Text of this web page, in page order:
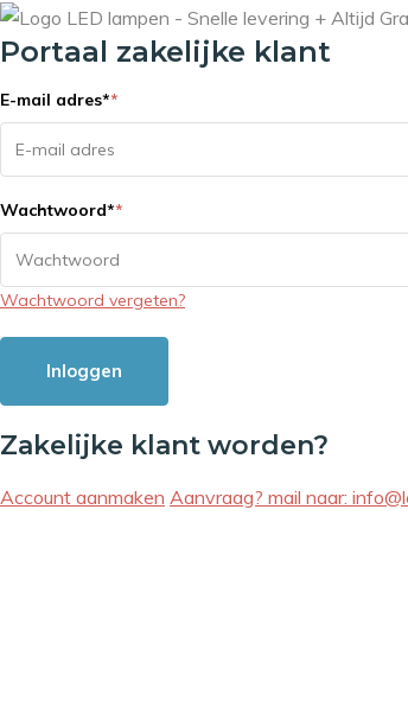
Portaal zakelijke klant
E-mail adres**
Wachtwoord**
Wachtwoord vergeten?
Inloggen
Zakelijke klant worden?
Account aanmaken Aanvraag? mail naar: